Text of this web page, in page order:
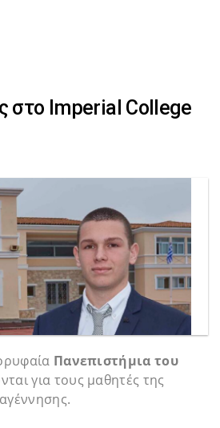
στο Imperial College
Πανεπιστήμια του
για τους μαθητές της